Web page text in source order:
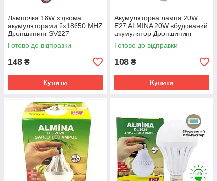
Лампочка 18W з двома
акумуляторами 2x18650 MHZ
Дропшипинг SV227
Готово до відправки
148 ₴
Купити
Акумуляторна лампа 20W
E27 ALMINA 20W вбудований
акумулятор Дропшипинг
SV227
Готово до відправки
108 ₴
Купити